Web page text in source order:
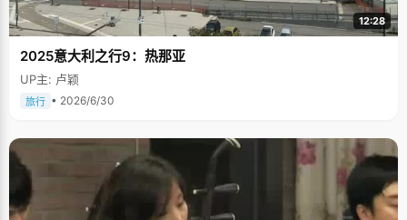
12:28
2025意大利之行9：热那亚
UP主: 卢颖
旅行 • 2026/6/30